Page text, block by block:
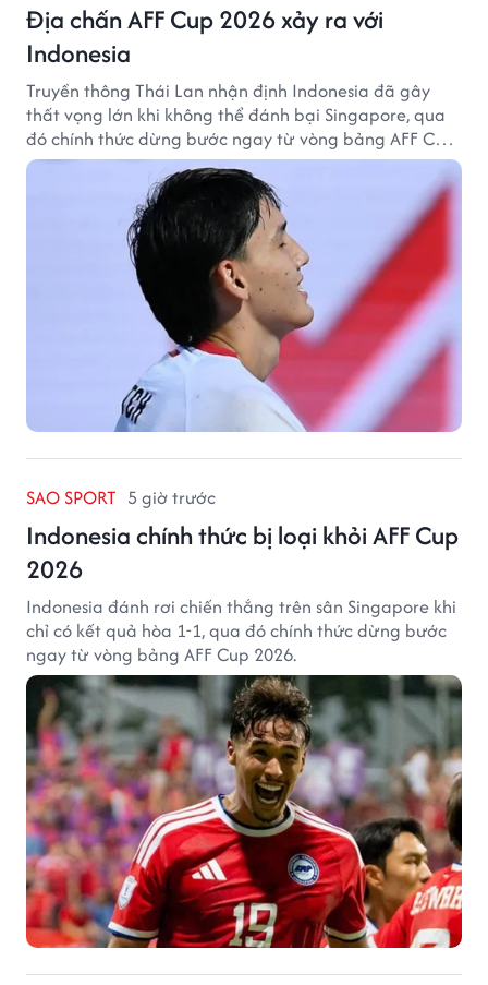
Địa chấn AFF Cup 2026 xảy ra với
Indonesia
Truyền thông Thái Lan nhận định Indonesia đã gây
thất vọng lớn khi không thể đánh bại Singapore, qua
đó chính thức dừng bước ngay từ vòng bảng AFF Cup
2026.
SAO SPORT 5 giờ trước
Indonesia chính thức bị loại khỏi AFF Cup
2026
Indonesia đánh rơi chiến thắng trên sân Singapore khi
chỉ có kết quả hòa 1-1, qua đó chính thức dừng bước
ngay từ vòng bảng AFF Cup 2026.